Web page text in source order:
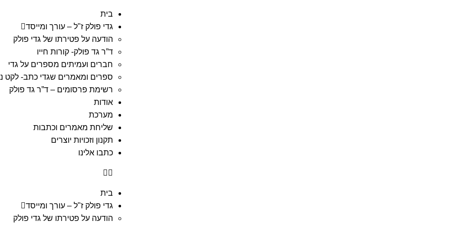
בית
גדי פולק ז"ל – עורך ומייסד
הודעה על פטירתו של גדי פולק
ד”ר גד פולק- קורות חייו
חברים ועמיתים מספרים על גדי
ספרים ומאמרים שגדי כתב- לקט
רשימת פרסומים – ד”ר גד פולק
אודות
מערכת
שליחת מאמרים וכתבות
תקנון וזכויות יוצרים
כתבו אלינו
בית
גדי פולק ז"ל – עורך ומייסד
הודעה על פטירתו של גדי פולק